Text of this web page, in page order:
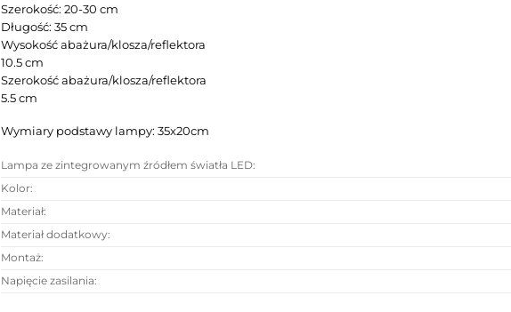
Szerokość: 20-30 cm
Długość: 35 cm
Wysokość abażura/klosza/reflektora
10.5 cm
Szerokość abażura/klosza/reflektora
5.5 cm
Wymiary podstawy lampy: 35x20cm
Lampa ze zintegrowanym źródłem światła LED:
Kolor:
Materiał:
Materiał dodatkowy:
Montaż:
Napięcie zasilania: